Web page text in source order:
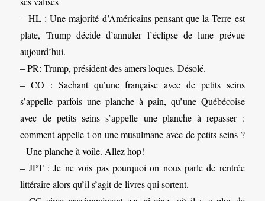
– HL : Une majorité d’Américains pensant que la Terre est
plate, Trump décide d’annuler l’éclipse de lune prévue
aujourd’hui.
– PR: Trump, président des amers loques. Désolé.
– CO : Sachant qu’une française avec de petits seins
s’appelle parfois une planche à pain, qu’une Québécoise
avec de petits seins s’appelle une planche à repasser :
comment appelle-t-on une musulmane avec de petits seins ?
Une planche à voile. Allez hop!
– JPT : Je ne vois pas pourquoi on nous parle de rentrée
littéraire alors qu’il s’agit de livres qui sortent.